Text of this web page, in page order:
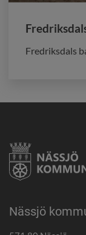
Fredriksdals
Nässjö